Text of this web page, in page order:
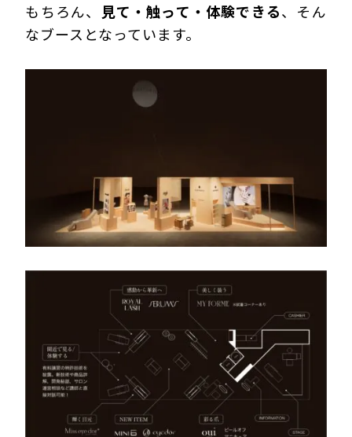
もちろん、 見て・触って・体験できる、そん
なブースとなっています。